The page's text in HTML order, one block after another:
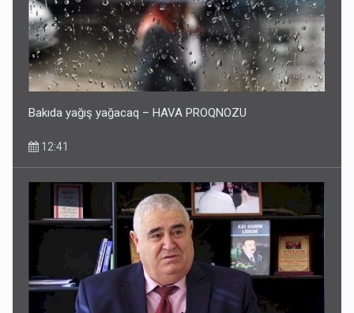
Bakıda yağış yağacaq – HAVA PROQNOZU
12:41